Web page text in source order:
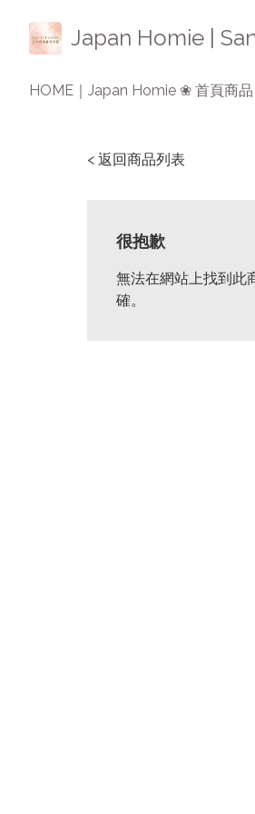
Japan Homie |
HOME｜Japan Homie ❀ 首頁商品
< 返回商品列表
很抱歉
無法在網站上找到此
確。